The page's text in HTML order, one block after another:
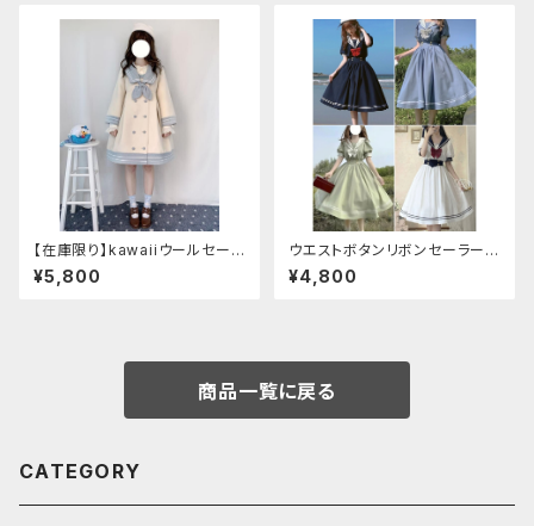
【在庫限り】kawaiiウールセーラ
ージャケット(胸元リボン付き) M
サイズ
¥5,800
ウエストボタンリボンセーラーワ
ンピース
¥4,800
商品一覧に戻る
CATEGORY